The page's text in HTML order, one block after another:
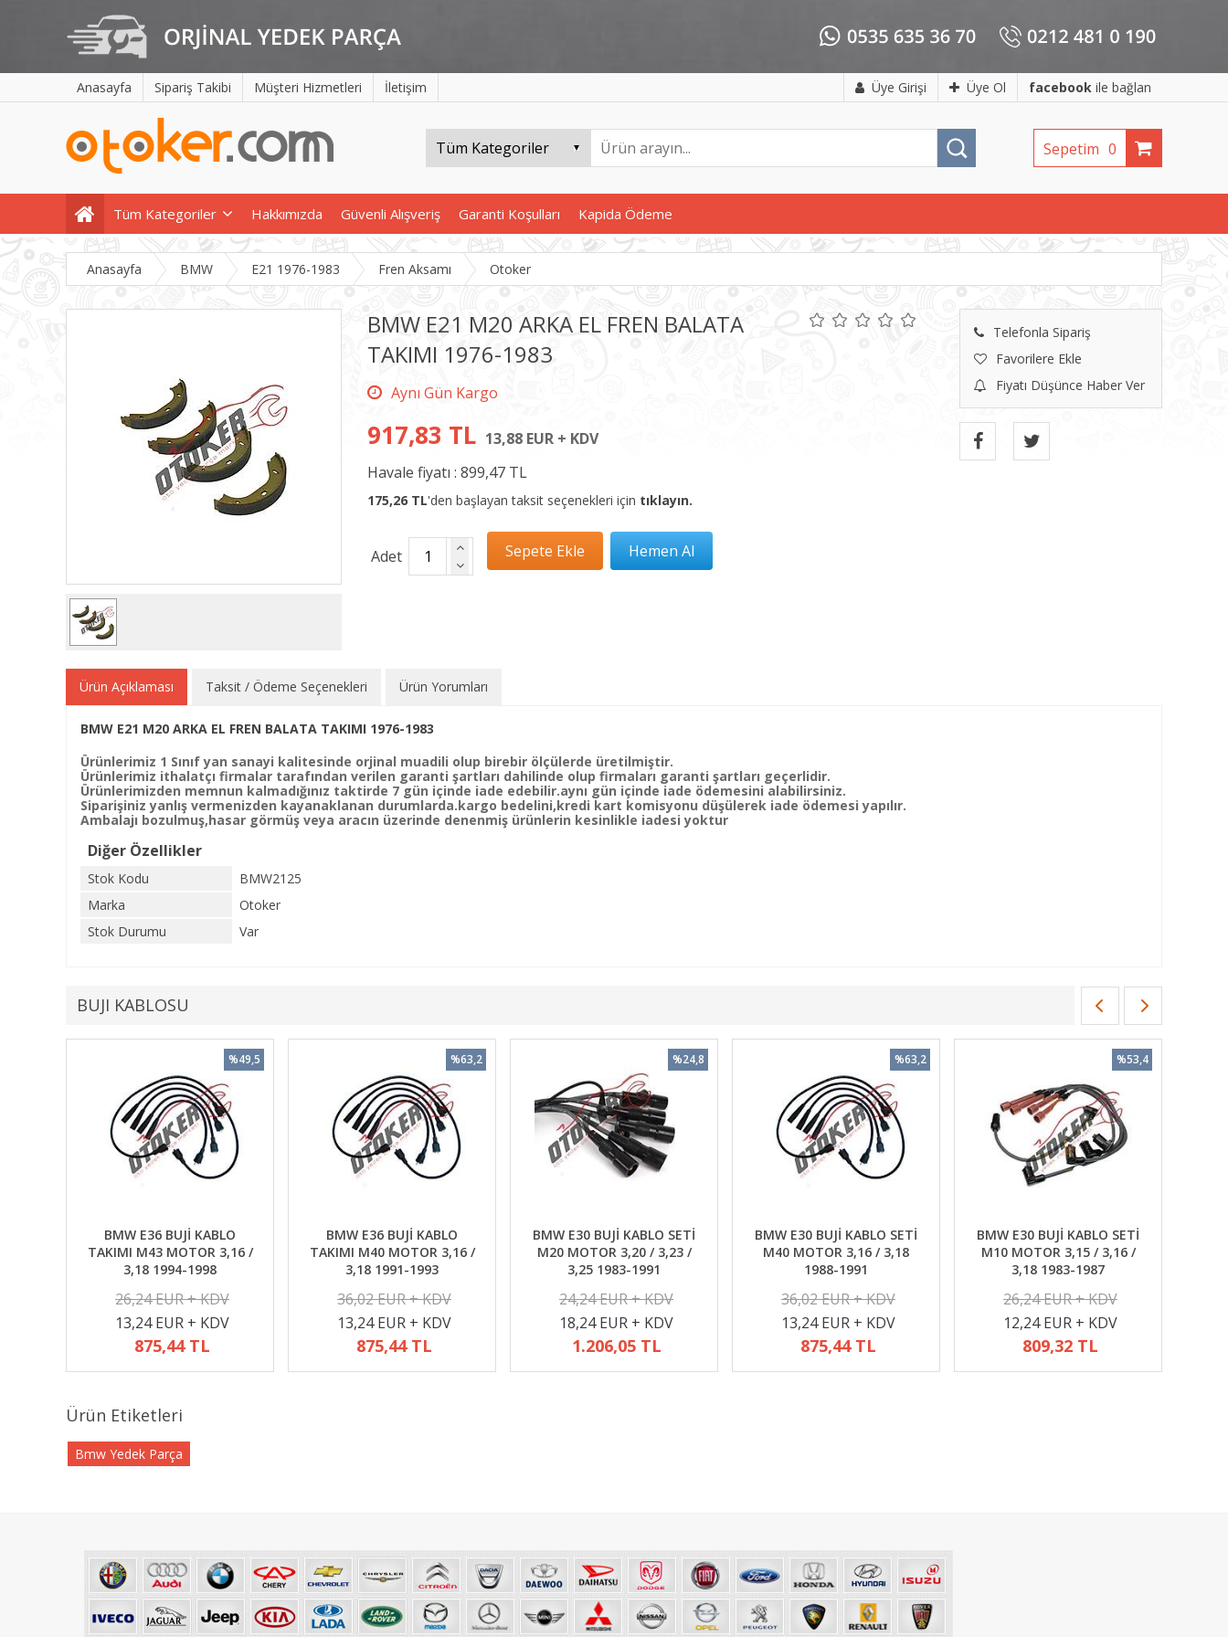
Anasayfa Sipariş Takibi Müşteri Hizmetleri İletişim Üye Girişi Üye Ol facebook ile bağlan
Sepetim 0
Tüm Kategoriler Hakkımızda Güvenli Alışveriş Garanti Koşulları Kapida Ödeme
Anasayfa BMW E21 1976-1983 Fren Aksamı Otoker
BMW E21 M20 ARKA EL FREN BALATA
TAKIMI 1976-1983
Telefonla Sipariş
Favorilere Ekle
Fiyatı Düşünce Haber Ver
917,83 TL 13,88 EUR + KDV
Havale fiyatı : 899,47 TL
175,26 TL'den başlayan taksit seçenekleri için tıklayın.
Adet
Ürün Açıklaması Taksit / Ödeme Seçenekleri Ürün Yorumları
BMW E21 M20 ARKA EL FREN BALATA TAKIMI 1976-1983
Ürünlerimiz 1 Sınıf yan sanayi kalitesinde orjinal muadili olup birebir ölçülerde üretilmiştir.
Ürünlerimiz ithalatçı firmalar tarafından verilen garanti şartları dahilinde olup firmaları garanti şartları geçerlidir.
Ürünlerimizden memnun kalmadığınız taktirde 7 gün içinde iade edebilir.aynı gün içinde iade ödemesini alabilirsiniz.
Siparişiniz yanlış vermenizden kayanaklanan durumlarda.kargo bedelini,kredi kart komisyonu düşülerek iade ödemesi yapılır.
Ambalajı bozulmuş,hasar görmüş veya aracın üzerinde denenmiş ürünlerin kesinlikle iadesi yoktur
Diğer Özellikler
Stok Kodu
BMW2125
Marka
Otoker
Stok Durumu
Var
BUJI KABLOSU
BMW E36 BUJİ KABLO
TAKIMI M43 MOTOR 3,16 /
3,18 1994-1998
26,24 EUR + KDV
13,24 EUR + KDV
875,44 TL
%49,5
BMW E36 BUJİ KABLO
TAKIMI M40 MOTOR 3,16 /
3,18 1991-1993
36,02 EUR + KDV
13,24 EUR + KDV
875,44 TL
%63,2
BMW E30 BUJİ KABLO SETİ
M20 MOTOR 3,20 / 3,23 /
3,25 1983-1991
24,24 EUR + KDV
18,24 EUR + KDV
1.206,05 TL
%24,8
BMW E30 BUJİ KABLO SETİ
M40 MOTOR 3,16 / 3,18
1988-1991
36,02 EUR + KDV
13,24 EUR + KDV
875,44 TL
%63,2
BMW E30 BUJİ KABLO SETİ
M10 MOTOR 3,15 / 3,16 /
3,18 1983-1987
26,24 EUR + KDV
12,24 EUR + KDV
809,32 TL
%53,4
Ürün Etiketleri
Bmw Yedek Parça